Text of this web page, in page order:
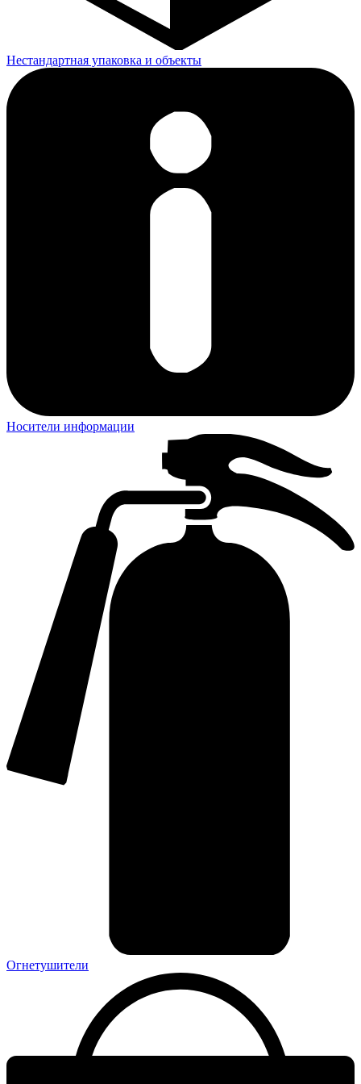
Нестандартная упаковка и объекты
Носители информации
Огнетушители